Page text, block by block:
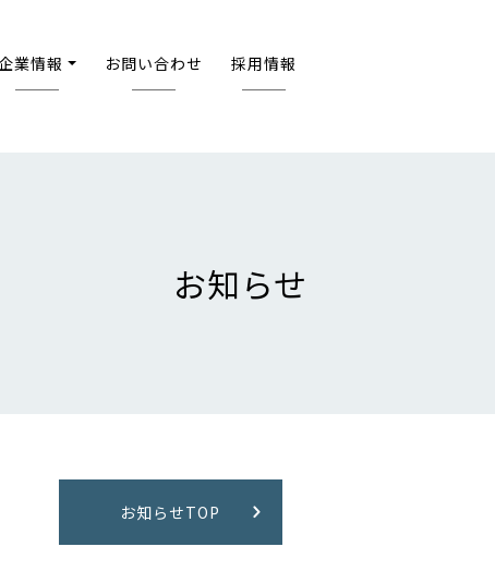
業情報 お問い合わせ 採用情報
お知らせ
お知らせTOP